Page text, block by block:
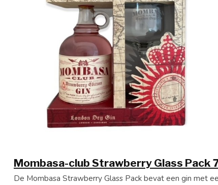
Mombasa-club Strawberry Glass Pack
De Mombasa Strawberry Glass Pack bevat een gin met